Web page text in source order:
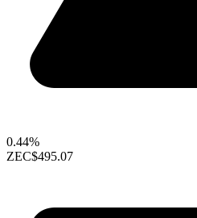
0.44%
ZEC$495.07